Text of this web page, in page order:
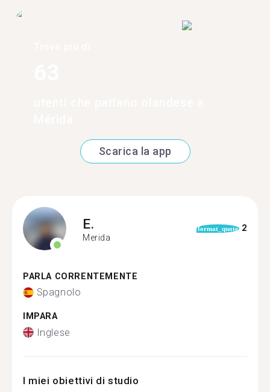
Scarica la app
E.
Merida
format_quote 2
PARLA CORRENTEMENTE
Spagnolo
IMPARA
Inglese
I miei obiettivi di studio